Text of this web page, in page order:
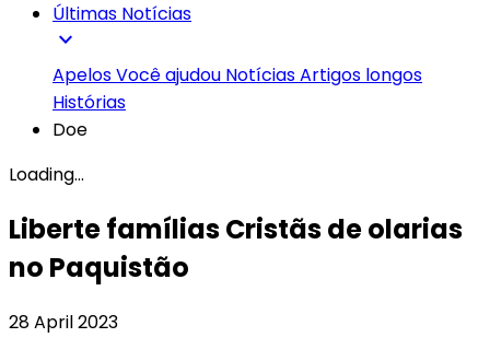
Últimas Notícias
expand_more
ApelosVocê ajudou NotíciasArtigos longos
Histórias
Doe
Loading...
Liberte famílias Cristãs de olarias
no Paquistão
28 April 2023